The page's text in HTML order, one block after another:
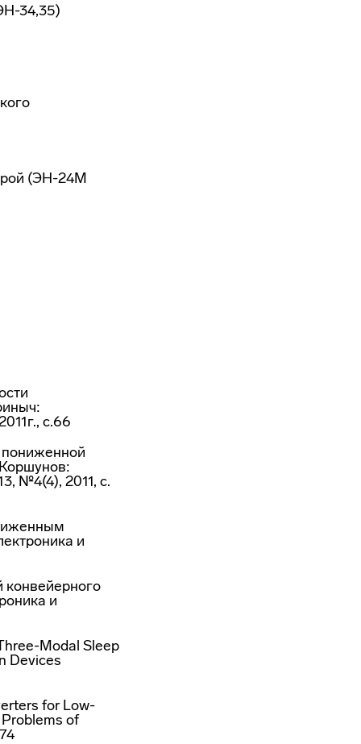
34,35)
(ЭН-24М
с.66
№4(4), 2011, с.
и
и
Modal Sleep
Devices
for Low-
of